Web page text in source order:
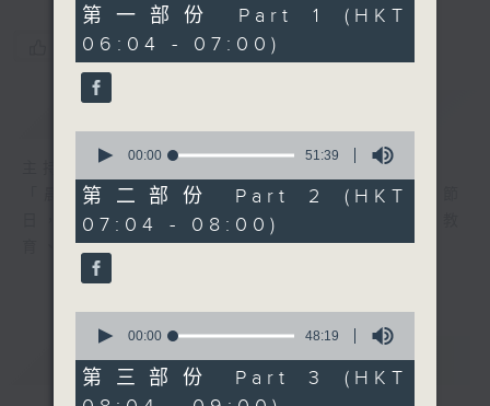
您喜歡這個節目嗎?
主持人：阿O、白原顥、嘉明、Vicky、旋仔
「晨光第一線」是香港電台其中一個最長壽節
日，節日內容包括羅萬有，綜合新聞、娛樂、教
育、財經、資訊，為您營造輕鬆愉快的清晨～
最新 LATEST
52
minutes,
30
seconds
第一部份 Part 1 (HKT
06:04 - 07:00)
seconds
51
minutes,
39
seconds
00:00 51:39
第二部份 Part 2 (HKT
07:04 - 08:00)
seconds
48
minutes,
00:00 48:19
第三部份 Part 3 (HKT